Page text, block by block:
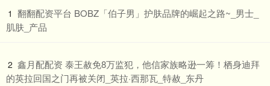
1 ​翻翻配资平台 BOBZ「伯子男」护肤品牌的崛起之路~_男士_
肌肤_产品
2 ​鑫月配配资 泰王赦免8万监犯，他信家族略逊一筹！栖身迪拜
的英拉回国之门再被关闭_英拉·西那瓦_特赦_东丹